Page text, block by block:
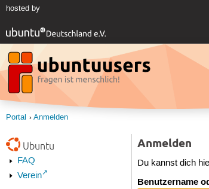
hosted by
Portal Anmelden
Ubuntu
FAQ
Verein
Anmelden
Du kannst dich
Benutzername